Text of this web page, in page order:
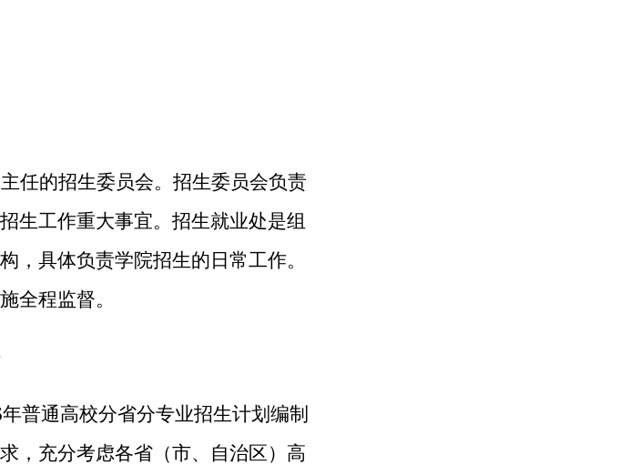
任的招生委员会。招生委员会负责
生工作重大事宜。招生就业处是组
，具体负责学院招生的日常工作。
全程监督。
年普通高校分省分专业招生计划编制
，充分考虑各省（市、自治区）高